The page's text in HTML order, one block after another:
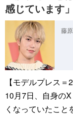
感じています」
藤
【モデルプレス
10月7日、自身の
くなっていたこと